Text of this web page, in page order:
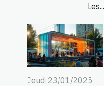
Les...
Jeudi 23/01/2025